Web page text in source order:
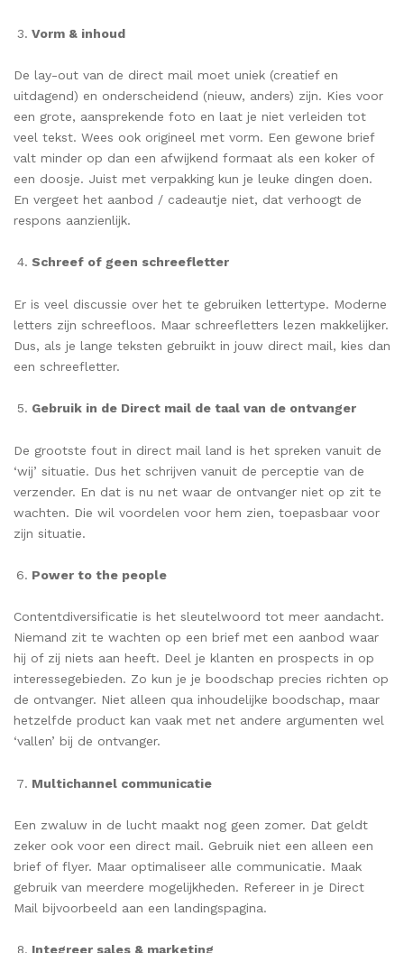
Vorm & inhoud
De lay-out van de direct mail moet uniek (creatief en
uitdagend) en onderscheidend (nieuw, anders) zijn. Kies voor
een grote, aansprekende foto en laat je niet verleiden tot
veel tekst. Wees ook origineel met vorm. Een gewone brief
valt minder op dan een afwijkend formaat als een koker of
een doosje. Juist met verpakking kun je leuke dingen doen.
En vergeet het aanbod / cadeautje niet, dat verhoogt de
respons aanzienlijk.
Schreef of geen schreefletter
Er is veel discussie over het te gebruiken lettertype. Moderne
letters zijn schreefloos. Maar schreefletters lezen makkelijker.
Dus, als je lange teksten gebruikt in jouw direct mail, kies dan
een schreefletter.
Gebruik in de Direct mail de taal van de ontvanger
De grootste fout in direct mail land is het spreken vanuit de
‘wij’ situatie. Dus het schrijven vanuit de perceptie van de
verzender. En dat is nu net waar de ontvanger niet op zit te
wachten. Die wil voordelen voor hem zien, toepasbaar voor
zijn situatie.
Power to the people
Contentdiversificatie is het sleutelwoord tot meer aandacht.
Niemand zit te wachten op een brief met een aanbod waar
hij of zij niets aan heeft. Deel je klanten en prospects in op
interessegebieden. Zo kun je je boodschap precies richten op
de ontvanger. Niet alleen qua inhoudelijke boodschap, maar
hetzelfde product kan vaak met net andere argumenten wel
‘vallen’ bij de ontvanger.
Multichannel communicatie
Een zwaluw in de lucht maakt nog geen zomer. Dat geldt
zeker ook voor een direct mail. Gebruik niet een alleen een
brief of flyer. Maar optimaliseer alle communicatie. Maak
gebruik van meerdere mogelijkheden. Refereer in je Direct
Mail bijvoorbeeld aan een landingspagina.
Integreer sales & marketing